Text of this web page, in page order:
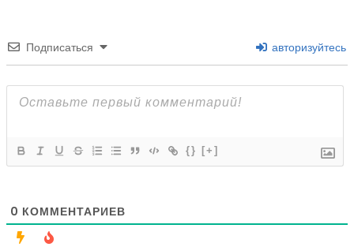
Подписаться авторизуйтесь
{} [+]
0 КОММЕНТАРИЕВ